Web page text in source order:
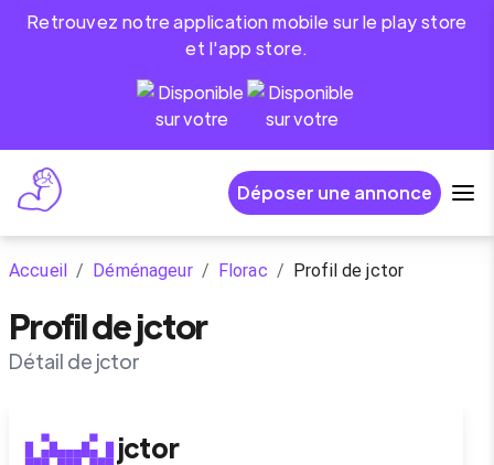
Retrouvez notre application mobile sur le play store
et l'app store.
Déposer une annonce
Accueil / Déménageur / Florac / Profil de jctor
Profil de jctor
Détail de jctor
jctor